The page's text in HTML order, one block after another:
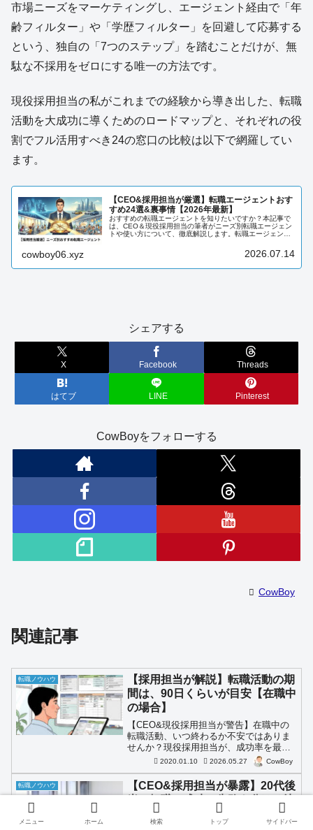
市場ニーズをマーケティングし、エージェント経由で「年
齢フィルター」や「学歴フィルター」を回避して応募する
という、独自の「7つのステップ」を踏むことだけが、無
駄な不採用をゼロにする唯一の方法です。
現役採用担当の私がこれまでの経験から導き出した、転職
活動を大成功に導くためのロードマップと、それぞれの役
割でフル活用すべき24の窓口の比較は以下で網羅してい
ます。
【CEO&採用担当が厳選】転職エージェントおす
すめ24選&裏事情【2026年最新】
おすすめの転職エージェントを知りたいですか？本記事で
は、CEO＆現役採用担当の筆者がニーズ別転職エージェン
トや使い方について、徹底解説します。転職エージェント
cowboy06.xyz 2026.07.14
シェアする
X Facebook Threads
はてブ LINE Pinterest
CowBoyをフォローする
CowBoy
関連記事
転職ノウハウ
【採用担当が解説】転職活動の期
間は、90日くらいが目安【在職中
の場合】
【CEO&現役採用担当が警告】在職中の
転職活動、いつ終わるか不安ではありま
せんか？現役採用担当が、成功率を最大
化させる「90日間」の短期集中スケジュ
ールを徹底解説。自己分析から内定・退
職まで、働きながら無理なく進めるステ
ップと、長引かせないコツをプロの視点
で伝授します。
2020.01.10 2026.05.27 CowBoy
転職ノウハウ
【CEO&採用担当が暴露】20代後
定的な1つの違い
メニュー ホーム 検索 トップ サイドバー